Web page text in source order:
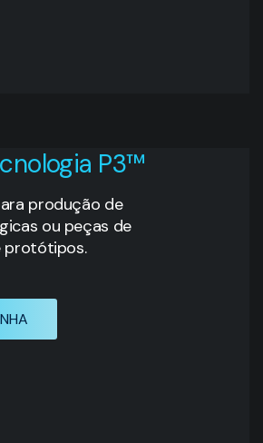
P3™
produção de
ou peças de
protótipos.